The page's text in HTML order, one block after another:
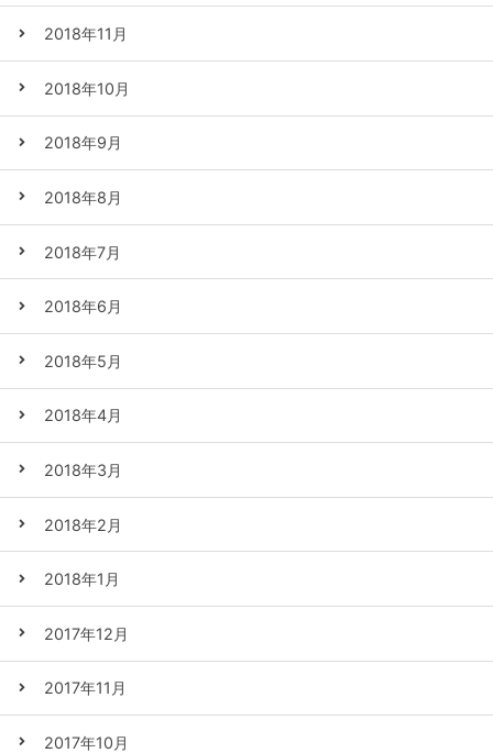
2018年11月
2018年10月
2018年9月
2018年8月
2018年7月
2018年6月
2018年5月
2018年4月
2018年3月
2018年2月
2018年1月
2017年12月
2017年11月
2017年10月